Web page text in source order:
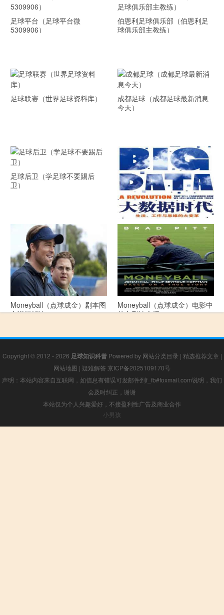
足球平台（足球平台微
5309906）
伯恩利足球俱乐部（伯恩利足
球俱乐部主教练）
足球联赛（世界足球资料库）
成都足球（成都足球最新消息
今天）
足球后卫（学足球不要踢后
卫）
《大数据时代》 PDF文档下载
Moneyball（点球成金）剧本图
文详细解读
Moneyball（点球成金）电影中
英文剧情介绍
Copyright © 2012 - 2026 足球知识科普Powered by 网站分类目录 | 精选推荐文章 |
网站地图 | 疑难解答 京ICP备2025109170号
声明：本站内容来自互联网，如信息有错误可发邮件到f_fb#foxmail.com说明，我们
会及时纠正，谢谢
本站仅为个人兴趣爱好，不接盈利性广告及商业合作
小男孩